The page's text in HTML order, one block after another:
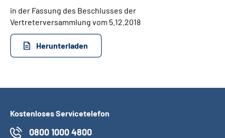
in der Fassung des Beschlusses der
Vertreterversammlung vom 5.12.2018
Herunterladen
Kostenloses Servicetelefon
0800 1000 4800